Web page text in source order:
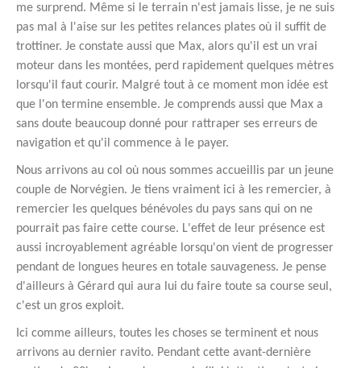
me surprend. Même si le terrain n'est jamais lisse, je ne suis
pas mal à l'aise sur les petites relances plates où il suffit de
trottiner. Je constate aussi que Max, alors qu'il est un vrai
moteur dans les montées, perd rapidement quelques mètres
lorsqu'il faut courir. Malgré tout à ce moment mon idée est
que l'on termine ensemble. Je comprends aussi que Max a
sans doute beaucoup donné pour rattraper ses erreurs de
navigation et qu'il commence à le payer.
Nous arrivons au col où nous sommes accueillis par un jeune
couple de Norvégien. Je tiens vraiment ici à les remercier, à
remercier les quelques bénévoles du pays sans qui on ne
pourrait pas faire cette course. L'effet de leur présence est
aussi incroyablement agréable lorsqu'on vient de progresser
pendant de longues heures en totale sauvageness. Je pense
d'ailleurs à Gérard qui aura lui du faire toute sa course seul,
c'est un gros exploit.
Ici comme ailleurs, toutes les choses se terminent et nous
arrivons au dernier ravito. Pendant cette avant-dernière